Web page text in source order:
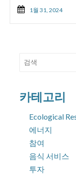
1월 31, 2024
검
카테고리
Ecological
에너지
참여
음식 서비스
투자